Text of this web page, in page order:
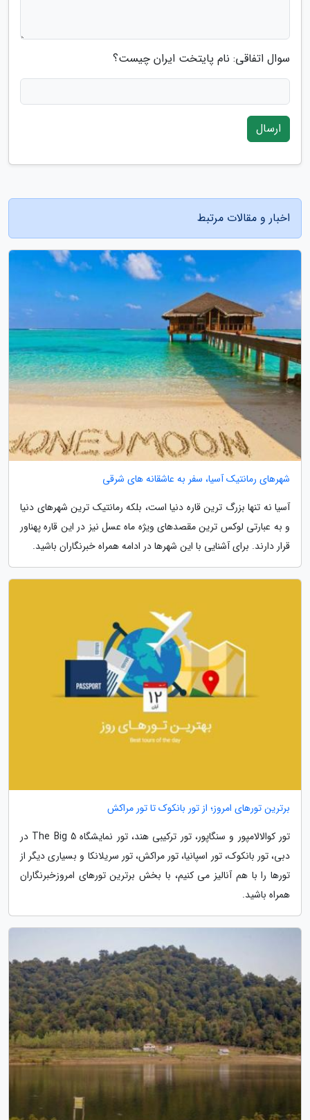
سوال اتفاقی: نام پایتخت ایران چیست؟
ارسال
اخبار و مقالات مرتبط
شهرهای رمانتیک آسیا، سفر به عاشقانه های شرقی
آسیا نه تنها بزرگ ترین قاره دنیا است، بلکه رمانتیک ترین شهرهای دنیا
و به عبارتی لوکس ترین مقصدهای ویژه ماه عسل نیز در این قاره پهناور
قرار دارند. برای آشنایی با این شهرها در ادامه همراه خبرنگاران باشید.
برترین تورهای امروز؛ از تور بانکوک تا تور مراکش
تور کوالالامپور و سنگاپور، تور ترکیبی هند، تور نمایشگاه The Big 5 در
دبی، تور بانکوک، تور اسپانیا، تور مراکش، تور سریلانکا و بسیاری دیگر از
تورها را با هم آنالیز می کنیم، با بخش برترین تورهای امروزخبرنگاران
همراه باشید.